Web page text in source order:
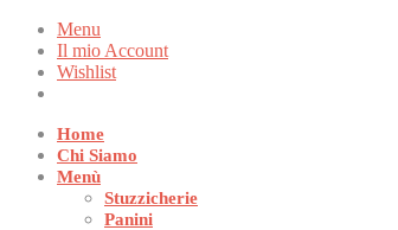
Menu
Il mio Account
Wishlist
Home
Chi Siamo
Menù
Stuzzicherie
Panini